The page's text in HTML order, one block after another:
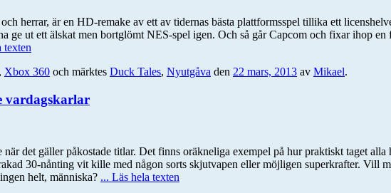
herrar, är en HD-remake av ett av tidernas bästa plattformsspel tillika ett
ge ut ett älskat men bortglömt NES-spel igen. Och så går Capcom och fixar ihop
texten
, Xbox 360 och märktes Duck Tales, Nyutgåva den 22 mars, 2013 av Mikael.
vardagskarlar
det gäller påkostade titlar. Det finns oräkneliga exempel på hur praktiskt taget
30-nånting vit kille med någon sorts skjutvapen eller möjligen superkrafter. Vill
helt, människa? ... Läs hela texten